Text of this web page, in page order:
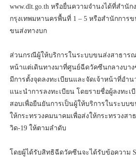
www.dlt.go.th หรือยื่นความจำนงได้ที่สำนัก
กรุงเทพมหานครพื้นที่ 1 – 5 หรือสำนักการ
ขนส่งทางบก
ส่วนกรณีผู้ให้บริการในระบบขนส่งสาธาร
หน้าแต่เดินทางมาที่ศูนย์ฉีดวัคซีนกลางบา
มีการตั้งจุดลงทะเบียนและจัดเจ้าหน้าที่อำ
แนะนำการลงทะเบียน โดยรายชื่อผู้ลงทะเ
สอบเพื่อยืนยันการเป็นผู้ให้บริการในระบบ
ให้กระทรวงคมนาคมเพื่อส่งให้กระทรวงส
วิด-19 ให้ตามลำดับ
โดยผู้ได้รับสิทธิฉีดวัคซีนจะได้รับข้อความ